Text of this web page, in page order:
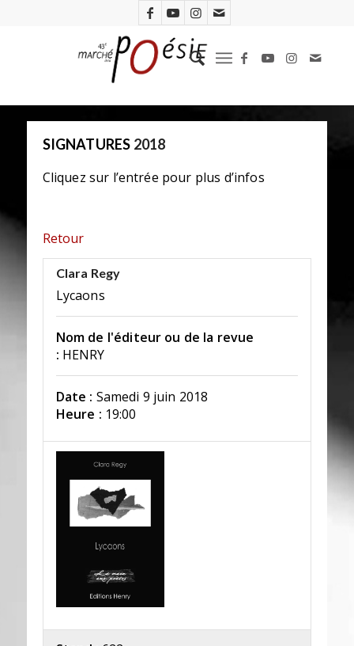
SIGNATURES 2018
Cliquez sur l’entrée pour plus d’infos
Retour
Clara Regy
Lycaons
Nom de l'éditeur ou de la revue
: HENRY
Date : Samedi 9 juin 2018
Heure : 19:00